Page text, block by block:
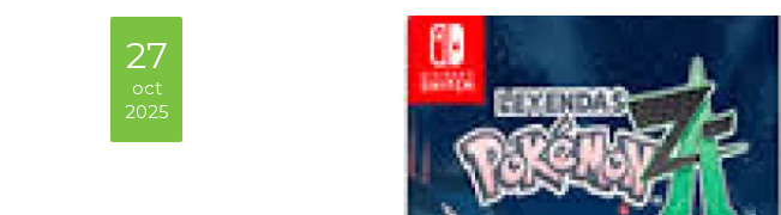
27
oct
2025